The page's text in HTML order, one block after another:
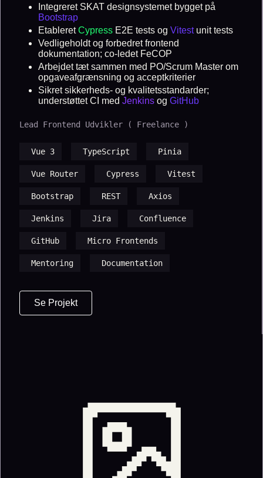
Integreret SKAT designsystemet bygget på
Bootstrap
EtableretCypress E2E tests og Vitestunit tests
Vedligeholdt og forbedret frontend
dokumentation; co-ledet FeCOP
Arbejdet tæt sammen med PO/Scrum Master om
opgaveafgrænsning og acceptkriterier
Sikret sikkerheds- og kvalitetsstandarder;
understøttet CI med Jenkins og GitHub
Lead Frontend Udvikler ( Freelance )
Vue 3 TypeScript Pinia
Vue Router Cypress Vitest
Bootstrap REST Axios
Jenkins Jira Confluence
GitHub Micro Frontends
Mentoring Documentation
Se Projekt